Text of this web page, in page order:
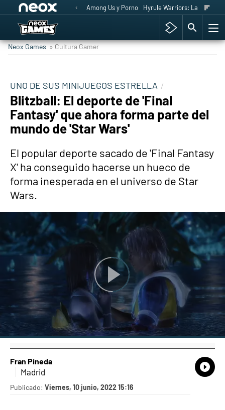
Among Us y Porno Hyrule Warriors: La Era del
Neox Games » Cultura Gamer
UNO DE SUS MINIJUEGOS ESTRELLA
Blitzball: El deporte de 'Final
Fantasy' que ahora forma parte del
mundo de 'Star Wars'
El popular deporte sacado de 'Final Fantasy
X' ha conseguido hacerse un hueco de
forma inesperada en el universo de Star
Wars.
Fran Pineda
Madrid
Publicado: Viernes, 10 junio, 2022 15:16